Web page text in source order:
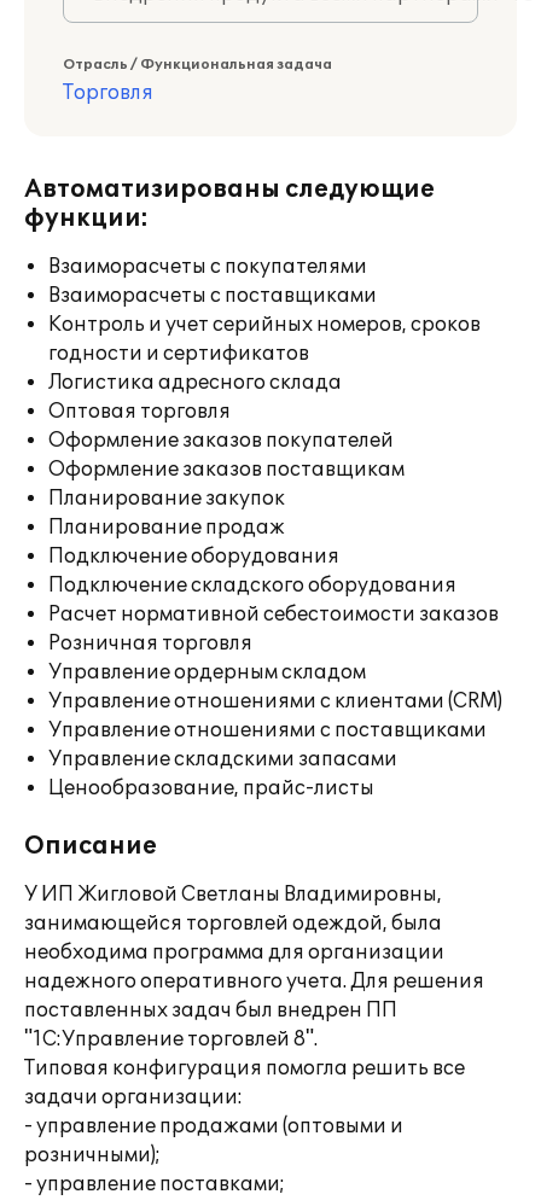
Отрасль / Функциональная задача
Торговля
Автоматизированы следующие
функции:
Взаиморасчеты с покупателями
Взаиморасчеты с поставщиками
Контроль и учет серийных номеров, сроков
годности и сертификатов
Логистика адресного склада
Оптовая торговля
Оформление заказов покупателей
Оформление заказов поставщикам
Планирование закупок
Планирование продаж
Подключение оборудования
Подключение складского оборудования
Расчет нормативной себестоимости заказов
Розничная торговля
Управление ордерным складом
Управление отношениями с клиентами (CRM)
Управление отношениями с поставщиками
Управление складскими запасами
Ценообразование, прайс-листы
Описание
У ИП Жигловой Светланы Владимировны,
занимающейся торговлей одеждой, была
необходима программа для организации
надежного оперативного учета. Для решения
поставленных задач был внедрен ПП
"1С:Управление торговлей 8".
Типовая конфигурация помогла решить все
задачи организации:
- управление продажами (оптовыми и
розничными);
- управление поставками;